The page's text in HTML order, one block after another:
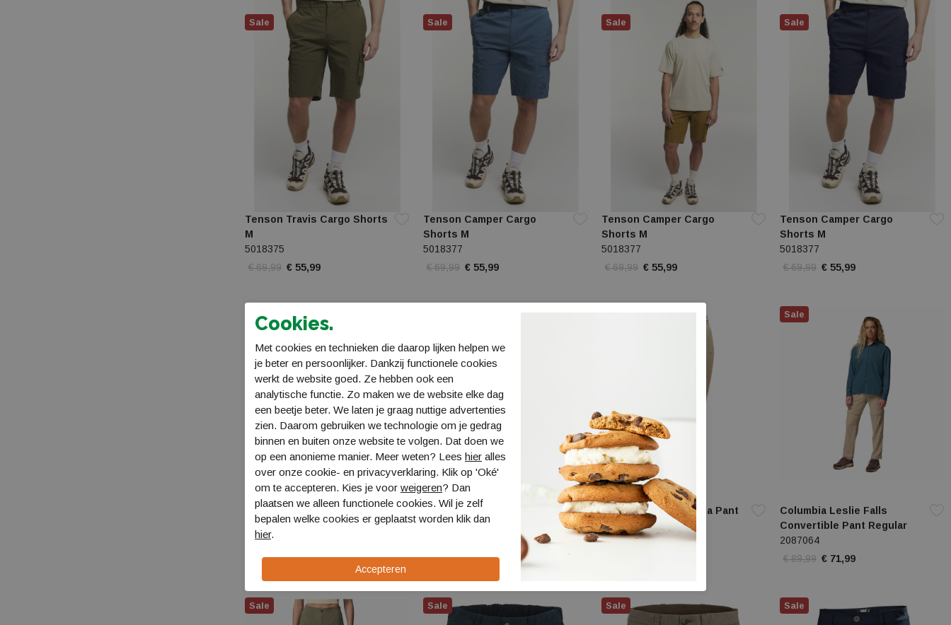
Tenson Travis Cargo Shorts
M
5018375
€ 69,99 € 55,99
Sale
Tenson Camper Cargo
Shorts M
5018377
€ 69,99 € 55,99
Sale
Tenson Camper Cargo
Shorts M
5018377
€ 69,99 € 55,99
Sale
Tenson Camper Cargo
Shorts M
5018377
€ 69,99 € 55,99
Sale
Columbia Silver Ridge Utility
Cargo Short 8"
2030744_8
€ 59,99 € 47,99
Sale
Columbia Cedar Crest Pant
Regular
€ 69,99 € 55,99
Helly Hansen W Thalia Pant
54575
€ 64,99 € 51,99
Columbia Leslie Falls
Convertible Pant Regular
2087064
€ 89,99 € 71,99
Sale
Sale Sale Sale Sale
Cookies.
Met cookies en technieken die daarop lijken helpen we
je beter en persoonlijker. Dankzij functionele cookies
werkt de website goed. Ze hebben ook een
analytische functie. Zo maken we de website elke dag
een beetje beter. We laten je graag nuttige advertenties
zien. Daarom gebruiken we technologie om je gedrag
binnen en buiten onze website te volgen. Dat doen we
op een anonieme manier. Meer weten? Lees hier alles
over onze cookie- en privacyverklaring. Klik op 'Oké'
om te accepteren. Kies je voor weigeren? Dan
plaatsen we alleen functionele cookies. Wil je zelf
bepalen welke cookies er geplaatst worden klik dan
hier.